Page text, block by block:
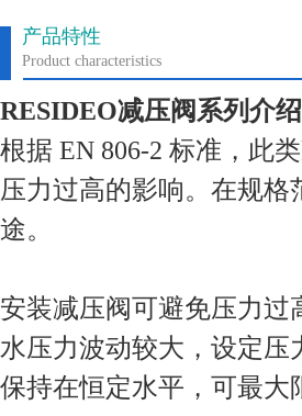
产品特性
Product characteristics
RESIDEO减压阀系列介绍
根据 EN 806-2 标准，此
压力过高的影响。在规
途。
安装减压阀可避免压力
水压力波动较大，设定
保持在恒定水平，可最大